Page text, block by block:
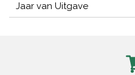
Jaar van Uitgave